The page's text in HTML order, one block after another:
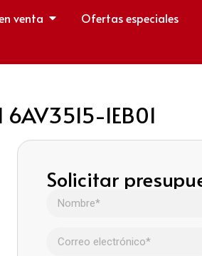
venta
Ofertas especiales
1EB01
Solicitar